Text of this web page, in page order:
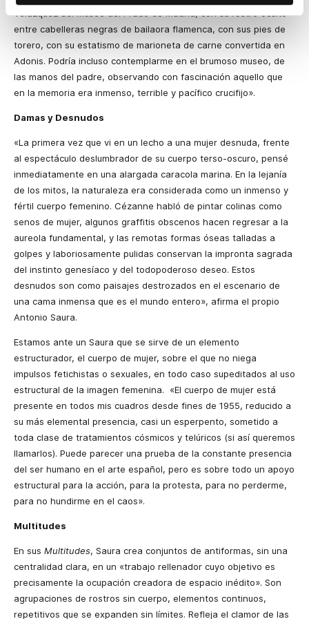
Velázquez del Museo del Prado de Madrid, con su rostro oculto
entre cabelleras negras de bailaora flamenca, con sus pies de
torero, con su estatismo de marioneta de carne convertida en
Adonis. Podría incluso contemplarme en el brumoso museo, de
las manos del padre, observando con fascinación aquello que
en la memoria era inmenso, terrible y pacífico crucifijo».
Damas y Desnudos
«La primera vez que vi en un lecho a una mujer desnuda, frente
al espectáculo deslumbrador de su cuerpo terso-oscuro, pensé
inmediatamente en una alargada caracola marina. En la lejanía
de los mitos, la naturaleza era considerada como un inmenso y
fértil cuerpo femenino. Cézanne habló de pintar colinas como
senos de mujer, algunos graffitis obscenos hacen regresar a la
aureola fundamental, y las remotas formas óseas talladas a
golpes y laboriosamente pulidas conservan la impronta sagrada
del instinto genesíaco y del todopoderoso deseo. Estos
desnudos son como paisajes destrozados en el escenario de
una cama inmensa que es el mundo entero», afirma el propio
Antonio Saura.
Estamos ante un Saura que se sirve de un elemento
estructurador, el cuerpo de mujer, sobre el que no niega
impulsos fetichistas o sexuales, en todo caso supeditados al uso
estructural de la imagen femenina. «El cuerpo de mujer está
presente en todos mis cuadros desde fines de 1955, reducido a
su más elemental presencia, casi un esperpento, sometido a
toda clase de tratamientos cósmicos y telúricos (si así queremos
llamarlos). Puede parecer una prueba de la constante presencia
del ser humano en el arte español, pero es sobre todo un apoyo
estructural para la acción, para la protesta, para no perderme,
para no hundirme en el caos».
Multitudes
En sus Multitudes, Saura crea conjuntos de antiformas, sin una
centralidad clara, en un «trabajo rellenador cuyo objetivo es
precisamente la ocupación creadora de espacio inédito». Son
agrupaciones de rostros sin cuerpo, elementos continuos,
repetitivos que se expanden sin límites. Refleja el clamor de las